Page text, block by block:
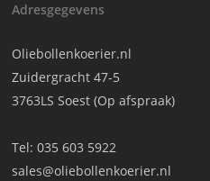
Adresgegevens
Oliebollenkoerier.nl
Zuidergracht 47-5
3763LS Soest (Op afspraak)
Tel:035 603 5922
sales@oliebollenkoerier.nl